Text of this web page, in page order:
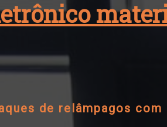
de relâmpagos